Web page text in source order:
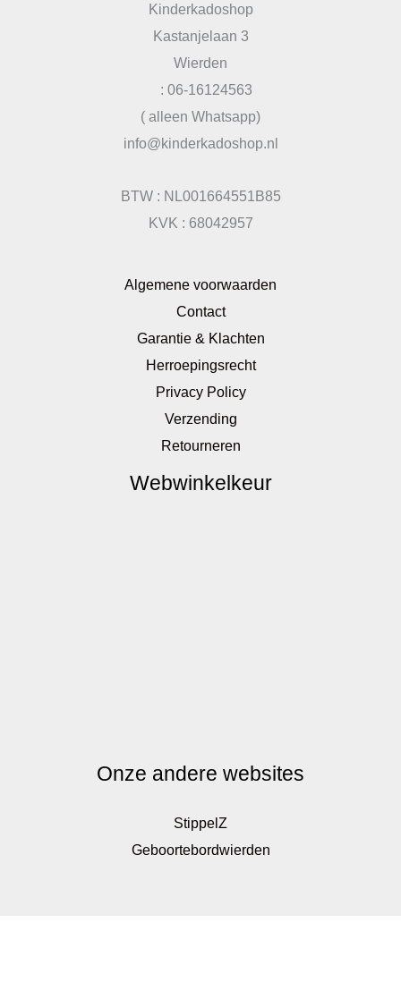
Kinderkadoshop
Kastanjelaan 3
Wierden
: 06-16124563
( alleen Whatsapp)
info@kinderkadoshop.nl
BTW : NL001664551B85
KVK : 68042957
Algemene voorwaarden
Contact
Garantie & Klachten
Herroepingsrecht
Privacy Policy
Verzending
Retourneren
Webwinkelkeur
Onze andere websites
StippelZ
Geboortebordwierden